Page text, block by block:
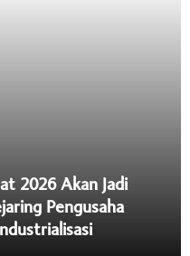
2026 Akan Jadi
Pengusaha